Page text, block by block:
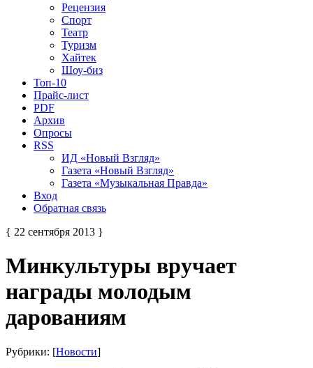
Рецензия
Спорт
Театр
Туризм
Хайтек
Шоу-биз
Топ-10
Прайс-лист
PDF
Архив
Опросы
RSS
ИД «Новый Взгляд»
Газета «Новый Взгляд»
Газета «Музыкальная Правда»
Вход
Обратная связь
{ 22 сентября 2013 }
Минкультуры вручает
награды молодым
дарованиям
Рубрики: [Новости]